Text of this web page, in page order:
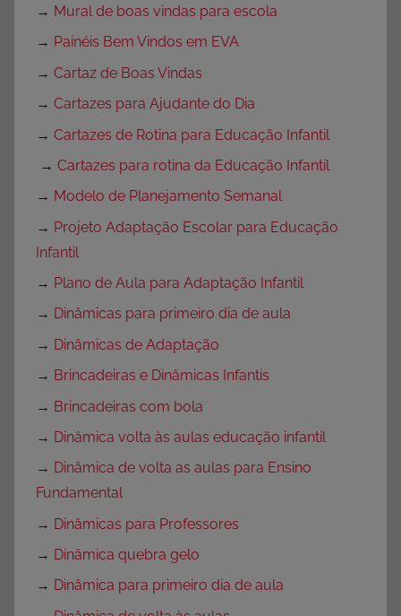
→ Mural de boas vindas para escola
→ Painéis Bem Vindos em EVA
→ Cartaz de Boas Vindas
→ Cartazes para Ajudante do Dia
→ Cartazes de Rotina para Educação Infantil
→ Cartazes para rotina da Educação Infantil
→ Modelo de Planejamento Semanal
→ Projeto Adaptação Escolar para Educação
Infantil
→ Plano de Aula para Adaptação Infantil
→ Dinâmicas para primeiro dia de aula
→ Dinâmicas de Adaptação
→ Brincadeiras e Dinâmicas Infantis
→ Brincadeiras com bola
→ Dinâmica volta às aulas educação infantil
→ Dinâmica de volta as aulas para Ensino
Fundamental
→ Dinâmicas para Professores
→ Dinâmica quebra gelo
→ Dinâmica para primeiro dia de aula